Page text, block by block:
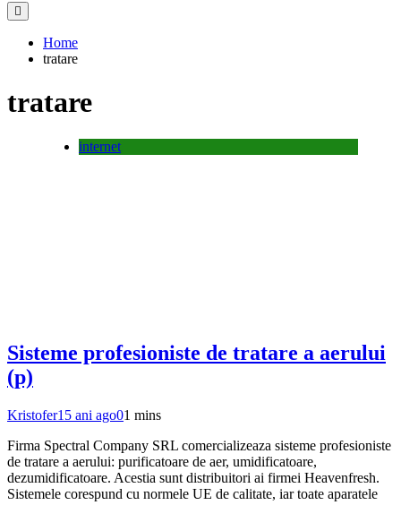
Home
tratare
tratare
internet
Sisteme profesioniste de tratare a aerului
(p)
Kristofer15 ani ago01 mins
Firma Spectral Company SRL comercializeaza sisteme profesioniste
de tratare a aerului: purificatoare de aer, umidificatoare,
dezumidificatoare. Acestia sunt distribuitori ai firmei Heavenfresh.
Sistemele corespund cu normele UE de calitate, iar toate aparatele